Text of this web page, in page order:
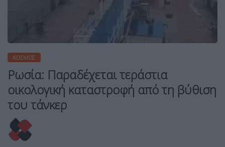
ΚΌΣΜΟΣ
Ρωσία: Παραδέχεται τεράστια
οικολογική καταστροφή από τη βύθιση
του τάνκερ